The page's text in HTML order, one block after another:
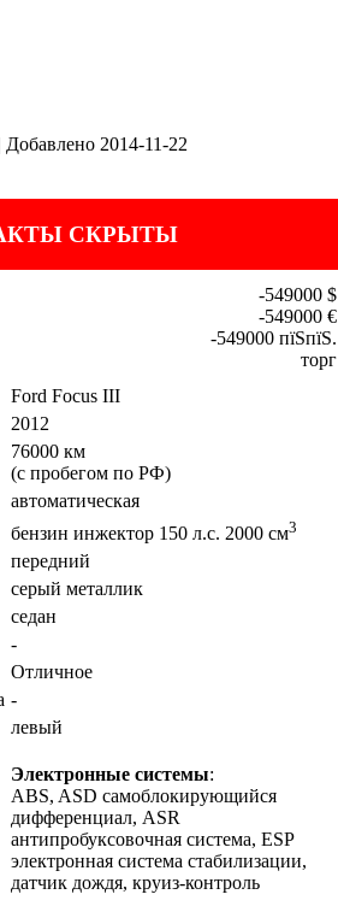
| Добавлено 2014-11-22
СКРЫТЫ
-549000 $
-549000 €
-549000 пїЅпїЅ.
торг
Ford Focus III
2012
76000 км
(с пробегом по РФ)
автоматическая
бензин инжектор 150 л.с. 2000 см3
передний
серый металлик
седан
-
Отличное
-
левый
Электронные системы:
ABS, ASD самоблокирующийся
дифференциал, ASR
антипробуксовочная система, ESP
электронная система стабилизации,
датчик дождя, круиз-контроль